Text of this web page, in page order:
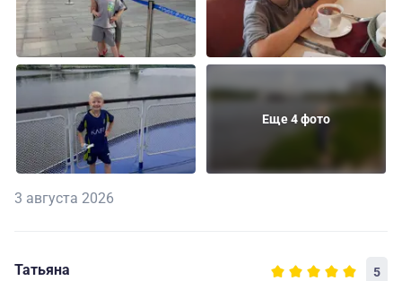
Еще 4 фото
3 августа 2026
Татьяна 5